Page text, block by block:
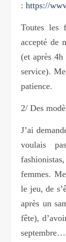
: https://
Toutes les
accepté de
(et après
service).
patience.
2/ Des
J’ai
voulais
femmes.
le jeu, de
après un
fête),